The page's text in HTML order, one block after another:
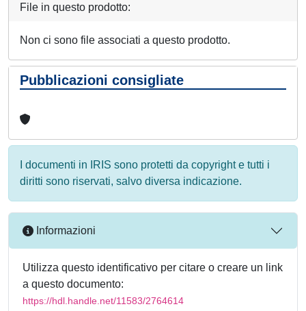
File in questo prodotto:
Non ci sono file associati a questo prodotto.
Pubblicazioni consigliate
I documenti in IRIS sono protetti da copyright e tutti i
diritti sono riservati, salvo diversa indicazione.
Informazioni
Utilizza questo identificativo per citare o creare un link
a questo documento:
https://hdl.handle.net/11583/2764614